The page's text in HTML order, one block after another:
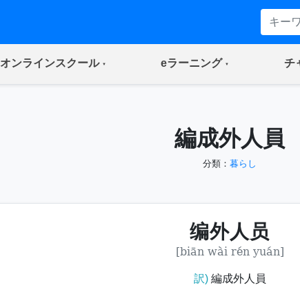
オンラインスクール(current) eラーニング(current) チ
編成外人員
分類： 暮らし
编外人员
[biān wài rén yuán]
訳)編成外人員